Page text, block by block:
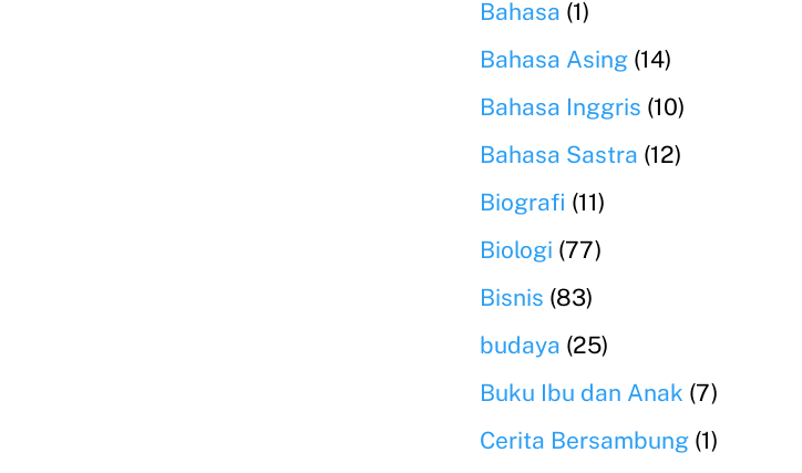
Bahasa (1)
Bahasa Asing (14)
Bahasa Inggris (10)
Bahasa Sastra (12)
Biografi (11)
Biologi (77)
Bisnis (83)
budaya (25)
Buku Ibu dan Anak (7)
Cerita Bersambung (1)